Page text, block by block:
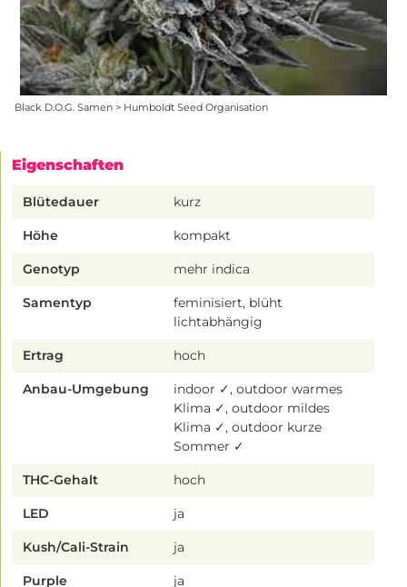
Black D.O.G. Samen > Humboldt Seed Organisation
Eigenschaften
Blütedauer kurz
Höhe kompakt
Genotyp mehr indica
Samentyp
feminisiert, blüht
lichtabhängig
Ertrag hoch
Anbau-Umgebung
indoor ✓, outdoor warmes
Klima ✓, outdoor mildes
Klima ✓, outdoor kurze
Sommer ✓
THC-Gehalt hoch
LED ja
Kush/Cali-Strain ja
Purple ja